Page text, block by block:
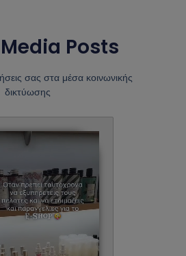
Posts
σας στα μέσα κοινωνικής
δικτύωσης